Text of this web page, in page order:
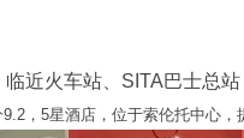
近火车站、SITA巴士总
9.2，5星酒店，位于索伦托中心